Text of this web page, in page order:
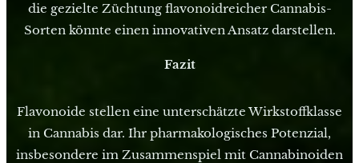
die gezielte Züchtung flavonoidreicher Cannabis-
Sorten könnte einen innovativen Ansatz darstellen.
Fazit
Flavonoide stellen eine unterschätzte Wirkstoffklasse
in Cannabis dar. Ihr pharmakologisches Potenzial,
insbesondere im Zusammenspiel mit Cannabinoiden